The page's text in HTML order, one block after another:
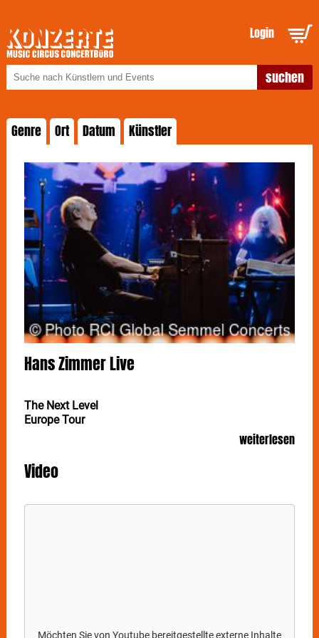
Login
Genre Ort Datum Künstler
Hans Zimmer Live
The Next Level
Europe Tour
HANS ZIMMER erklimmt das nächste Level: Mit
seiner Show HANS ZIMMER LIVE - THE NEXT LEVEL
sattet der mehrfache Oscar- und Grammy-Preisträger
Halle einen Besuch ab.
ist jede Show eine neue Entdeckungsreise. Mit 'The
weiterlesen
Video
Möchten Sie von Youtubebereitgestellte externe Inhalte